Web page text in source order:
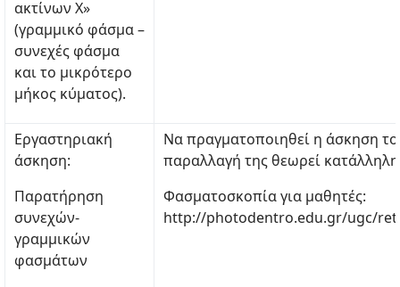
ακτίνων Χ»
(γραμμικό φάσμα –
συνεχές φάσμα
και το μικρότερο
μήκος κύματος).
Εργαστηριακή
άσκηση:
Παρατήρηση
συνεχών-
γραμμικών
φασμάτων
Να πραγματοποιηθεί η άσκηση
παραλλαγή της θεωρεί
Φασματοσκοπία για μαθητές:
http://photodentro.edu.gr/ugc/